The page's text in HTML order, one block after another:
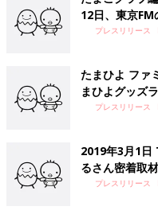
12日、東京FM
たしました
プレスリリース
たまひよ ファ
まひよグッズ
り上げられま
プレスリリース
2019年3月1日
るさん密着取
号が紹介されま
プレスリリース